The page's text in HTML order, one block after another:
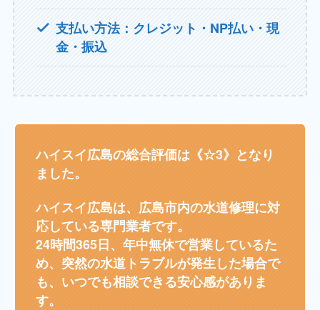
支払い方法：クレジット・NP払い・現
金・振込
ハイスイ広島の総合評価は《☆3》となり
ました。
ハイスイ広島は、広島市内の水道修理に対
応している専門業者です。
24時間365日、年中無休で営業しているた
め、突然の水道トラブルが発生した場合で
も、いつでも相談できる安心感がありま
す。